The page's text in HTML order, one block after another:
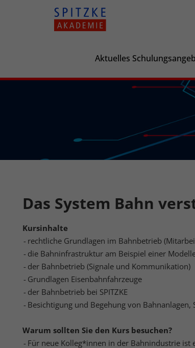
Aktuelles
Das System Bahn
Kursinhalte
rechtliche Grundlagen im Bahnbetrieb
die Bahninfrastruktur am Beispiel einer
der Bahnbetrieb (Signale und Kommunikation)
Grundlagen Eisenbahnfahrzeuge
der Bahnbetrieb bei SPITZKE
Besichtigung und Begehung von Bahnanlagen,
Warum sollten Sie den Kurs besuchen?
Für neue Kolleg*innen in der Bahnindustrie ist